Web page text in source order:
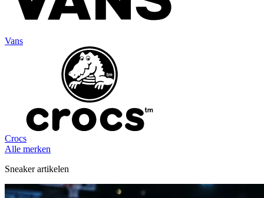
Vans
Crocs
Alle merken
Sneaker artikelen